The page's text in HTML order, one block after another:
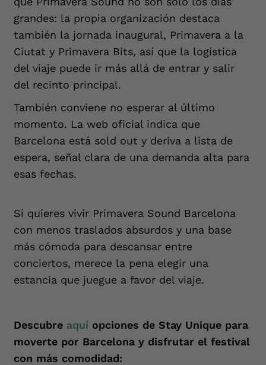
grandes: la propia organización destaca
también la jornada inaugural, Primavera a la
Ciutat y Primavera Bits, así que la logística
del viaje puede ir más allá de entrar y salir
del recinto principal.
También conviene no esperar al último
momento. La web oficial indica que
Barcelona está sold out y deriva a lista de
espera, señal clara de una demanda alta para
esas fechas.
Si quieres vivir Primavera Sound Barcelona
con menos traslados absurdos y una base
más cómoda para descansar entre
conciertos, merece la pena elegir una
estancia que juegue a favor del viaje.
Descubre aquí opciones de Stay Unique para
moverte por Barcelona y disfrutar el festival
con más comodidad: